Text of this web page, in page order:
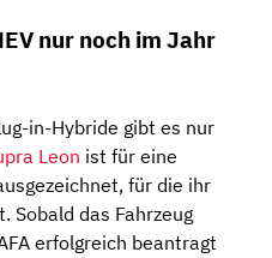
nur noch im Jahr
in-Hybride gibt es nur
Leon ist für eine
für die ihr
Sobald das Fahrzeug
erfolgreich beantragt